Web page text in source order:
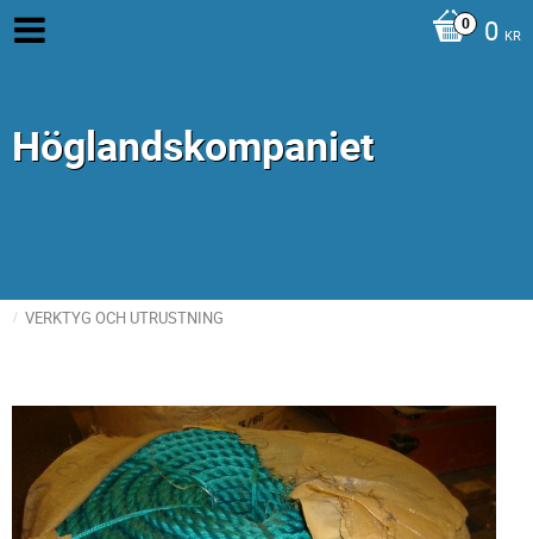
0 KR
Höglandskompaniet
VERKTYG OCH UTRUSTNING